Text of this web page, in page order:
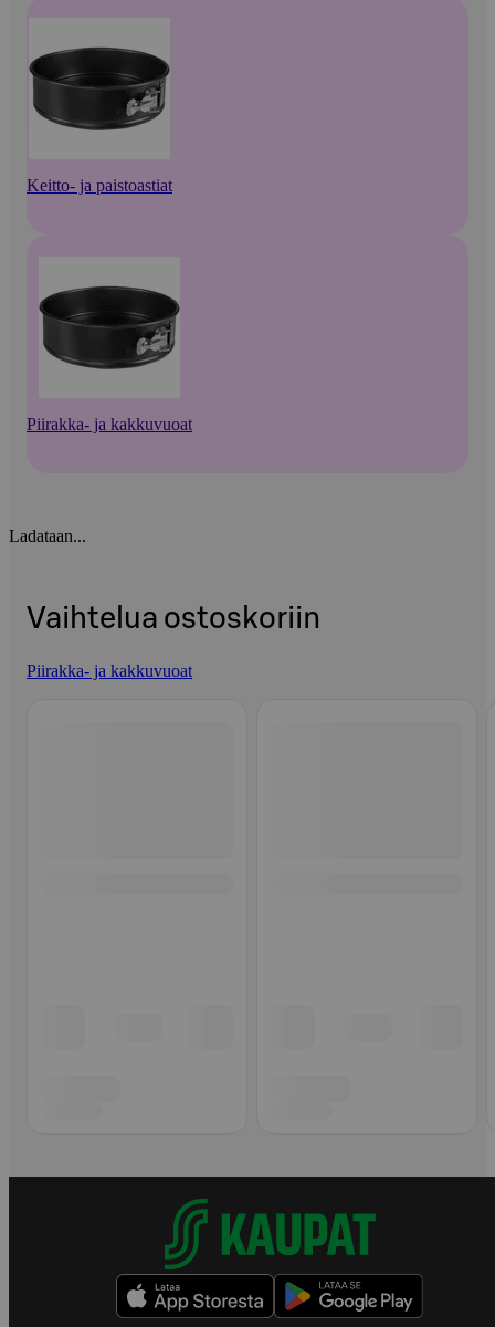
Keitto- ja paistoastiat
Piirakka- ja kakkuvuoat
Ladataan...
Vaihtelua ostoskoriin
Piirakka- ja kakkuvuoat